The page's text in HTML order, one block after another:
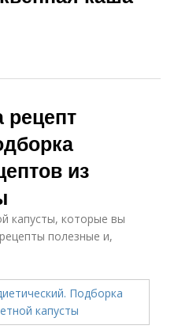
рецепт
из
капусты, которые вы
полезные и,